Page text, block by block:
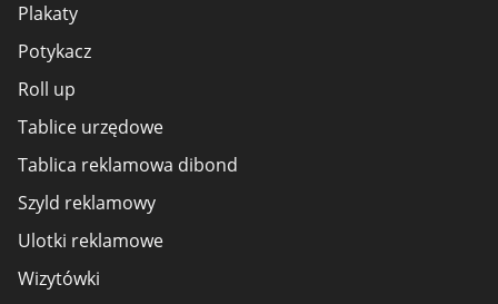
Plakaty
Potykacz
Roll up
Tablice urzędowe
Tablica reklamowa dibond
Szyld reklamowy
Ulotki reklamowe
Wizytówki